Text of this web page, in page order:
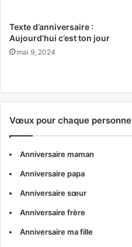
Texte d’anniversaire :
Aujourd’hui c’est ton jour
mai 9, 2024
Vœux pour chaque personne
Anniversaire maman
Anniversaire papa
Anniversaire sœur
Anniversaire frère
Anniversaire ma fille